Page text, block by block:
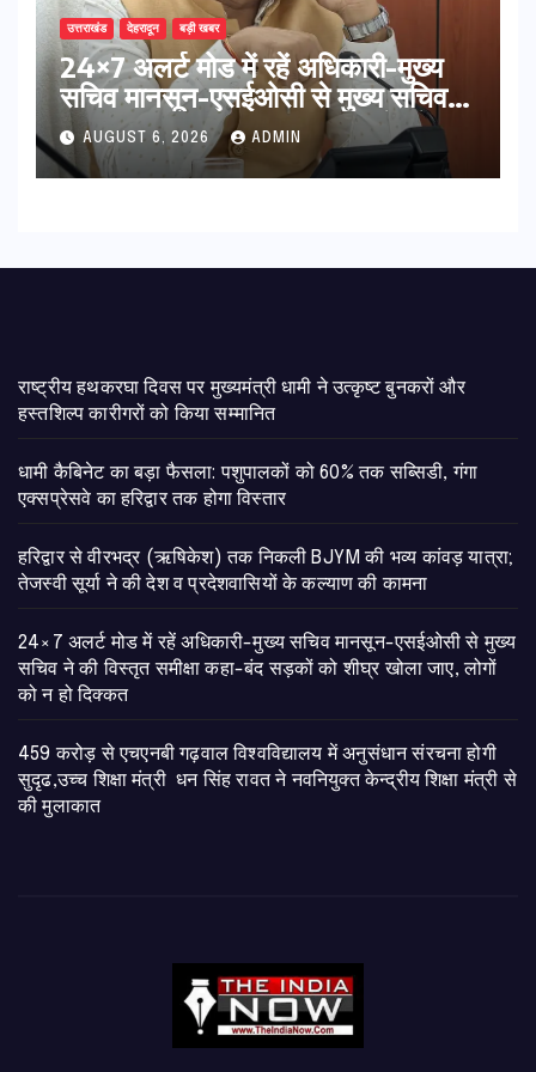
उत्तराखंड देहरादून बड़ी खबर
24×7 अलर्ट मोड में रहें अधिकारी-मुख्य
सचिव मानसून-एसईओसी से मुख्य सचिव ने
की विस्तृत समीक्षा कहा-बंद सड़कों को
शीघ्र खोला जाए, लोगों को न हो दिक्कत
AUGUST 6, 2026 ADMIN
राष्ट्रीय हथकरघा दिवस पर मुख्यमंत्री धामी ने उत्कृष्ट बुनकरों और
हस्तशिल्प कारीगरों को किया सम्मानित
​धामी कैबिनेट का बड़ा फैसला: पशुपालकों को 60% तक सब्सिडी, गंगा
एक्सप्रेसवे का हरिद्वार तक होगा विस्तार
​हरिद्वार से वीरभद्र (ऋषिकेश) तक निकली BJYM की भव्य कांवड़ यात्रा;
तेजस्वी सूर्या ने की देश व प्रदेशवासियों के कल्याण की कामना
24×7 अलर्ट मोड में रहें अधिकारी-मुख्य सचिव मानसून-एसईओसी से मुख्य
सचिव ने की विस्तृत समीक्षा कहा-बंद सड़कों को शीघ्र खोला जाए, लोगों
को न हो दिक्कत
459 करोड़ से एचएनबी गढ़वाल विश्वविद्यालय में अनुसंधान संरचना होगी
सुदृढ,उच्च शिक्षा मंत्री धन सिंह रावत ने नवनियुक्त केन्द्रीय शिक्षा मंत्री से
की मुलाकात